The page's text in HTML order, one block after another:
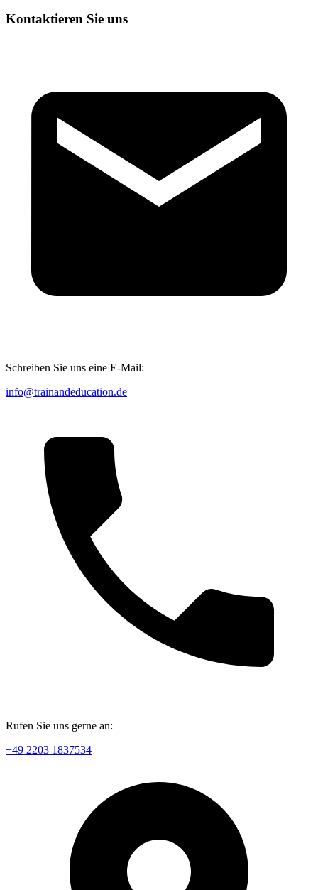
Kontaktieren Sie uns
Schreiben Sie uns eine E-Mail:
info@trainandeducation.de
Rufen Sie uns gerne an:
+49 2203 1837534